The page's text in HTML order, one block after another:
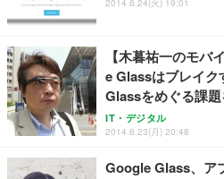
2014.6.24(火) 19:01
【木暮祐一のモバ
e Glassはブレイ
Glassをめぐる課題
IT・デジタル
2014.6.23(月) 20:48
Google Glass、ア